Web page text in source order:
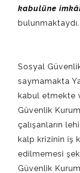
kabulüne
bulunmaktaydı.
Sosyal
saymamakta
kabul etmekte
Güvenlik
çalışanların
kalp krizinin iş
edilmemesi
Güvenlik